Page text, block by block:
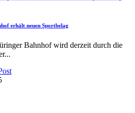
erhält neuen Sportbelag
Bahnhof wird derzeit durch die
...